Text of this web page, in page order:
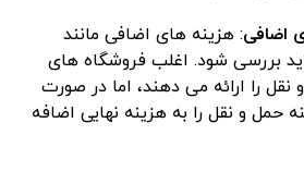
اضافی: هزینه‌ های اضافی مانند
بررسی شود. اغلب فروشگاه‌ های
نقل را ارائه می‌ دهند، اما در صورت
حمل و نقل را به هزینه نهایی اضافه